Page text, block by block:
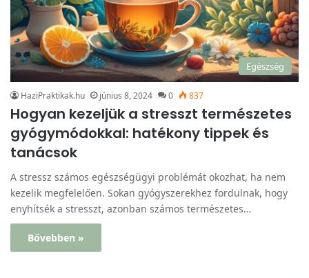
Egészség
HaziPraktikak.hu június 8, 2024 0 837
Hogyan kezeljük a stresszt természetes
gyógymódokkal: hatékony tippek és
tanácsok
A stressz számos egészségügyi problémát okozhat, ha nem
kezelik megfelelően. Sokan gyógyszerekhez fordulnak, hogy
enyhítsék a stresszt, azonban számos természetes…
Bővebben »